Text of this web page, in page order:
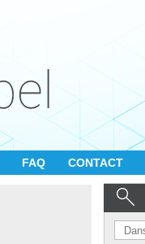
FAQ CONTACT